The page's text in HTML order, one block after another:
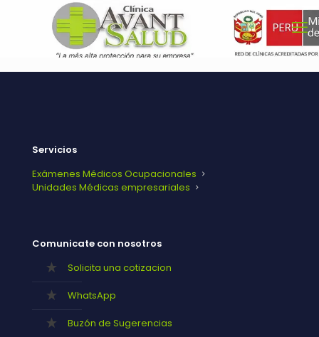
Servicios
Exámenes Médicos Ocupacionales
Unidades Médicas empresariales
Comunicate con nosotros
Solicita una cotizacion
WhatsApp
Buzón de Sugerencias